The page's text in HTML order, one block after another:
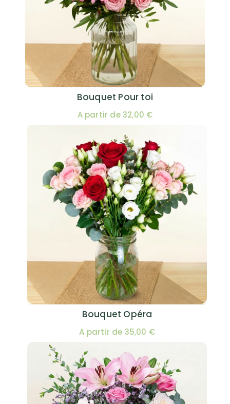
Bouquet Pour toi
A partir de 32,00 €
Bouquet Opéra
A partir de 35,00 €